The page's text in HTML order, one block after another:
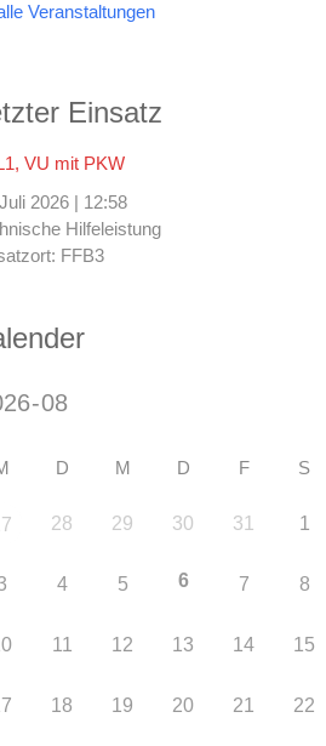
Veranstaltungen
Einsatz
VU mit PKW
2026 | 12:58
Hilfeleistung
FFB3
D M D F S
28 29 30 31 1
4 5 6 7 8
11 12 13 14 15
18 19 20 21 22